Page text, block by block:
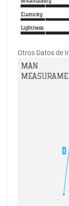
Otros Datos de